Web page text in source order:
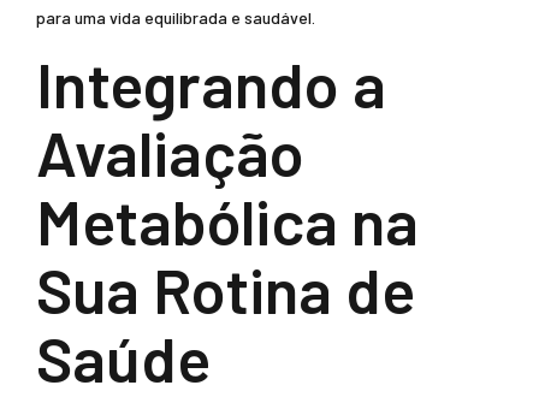
para uma vida equilibrada e saudável.
Integrando a
Avaliação
Metabólica na
Sua Rotina de
Saúde